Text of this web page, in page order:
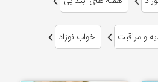
و مراقبت خواب نوزاد